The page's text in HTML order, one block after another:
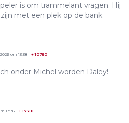
is om trammelant vragen. Hij
met een plek op de bank.
om 13:38 +10750
onder Michel worden Daley!
13:36 +17318